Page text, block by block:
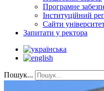
Програмне
Інституційний
Сайти
Запитати у ректора
Пошук...